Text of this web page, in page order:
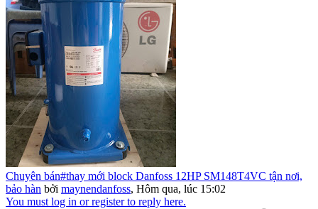
Chuyên bán#thay mới block Danfoss 12HP SM148T4VC tận nơi,
bảo hàn bởi maynendanfoss, Hôm qua, lúc 15:02
You must log in or register to reply here.